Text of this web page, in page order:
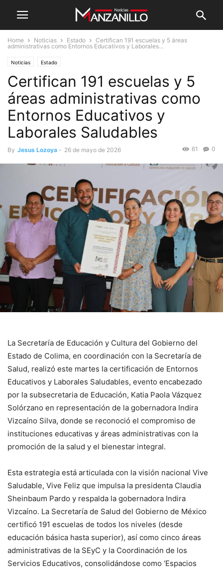
Home Noticias Estado
Certifican 191 escuelas y 5 áreas
administrativas como Entornos Educativos y Laborales...
Noticias Estado
Certifican 191 escuelas y 5
áreas administrativas como
Entornos Educativos y
Laborales Saludables
By Jesus Lozoya - 26 de mayo de 2026 0
61
La Secretaría de Educación y Cultura del Gobierno del
Estado de Colima, en coordinación con la Secretaría de
Salud, realizó este martes la certificación de Entornos
Educativos y Laborales Saludables, evento encabezado
por la subsecretaria de Educación, Katia Paola Vázquez
Solórzano en representación de la gobernadora Indira
Vizcaíno Silva, donde se reconoció el compromiso de
instituciones educativas y áreas administrativas con la
promoción de la salud y el bienestar integral.
Esta estrategia está articulada con la visión nacional Vive
Saludable, Vive Feliz que impulsa la presidenta Claudia
Sheinbaum Pardo y respalda la gobernadora Indira
Vizcaíno. La Secretaría de Salud del Gobierno de México
certificó 191 escuelas de todos los niveles (desde
educación básica hasta superior), así como cinco áreas
administrativas de la SEyC y la Coordinación de los
Servicios Educativos, consolidándose como ‘Espacios